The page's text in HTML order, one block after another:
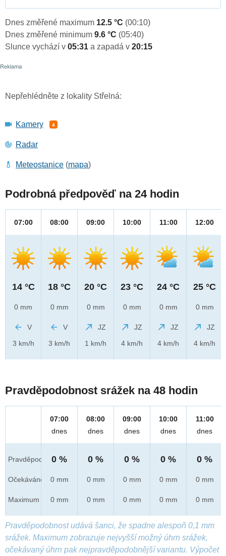
Dnes změřené maximum 12.5 °C (00:10)
Dnes změřené minimum 9.6 °C (05:40)
Slunce vychází v 05:31 a zapadá v 20:15
Nepřehlédněte z lokality Střelná:
Kamery 4
Radar
Meteostanice (mapa)
Podrobná předpověď na 24 hodin
07:00
14 °C
0 mm
V
3 km/h
08:00
18 °C
0 mm
V
3 km/h
09:00
20 °C
0 mm
JZ
1 km/h
10:00
23 °C
0 mm
JZ
4 km/h
11:00
24 °C
0 mm
JZ
4 km/h
12:00
25 °C
0 mm
JZ
4 km/h
Pravděpodobnost srážek na 48 hodin
Pravděpod.
Očekáváno
Maximum
07:00
dnes
0 %
0 mm
0 mm
08:00
dnes
0 %
0 mm
0 mm
09:00
dnes
0 %
0 mm
0 mm
10:00
dnes
0 %
0 mm
0 mm
11:00
dnes
0 %
0 mm
0 mm
Pravděpodobnost udává šanci, že spadne alespoň 0,1 mm
srážek. Maximum zobrazuje nejvyšší možný úhrn srážek,
očekávaný úhrn pak nejpravděpodobnější variantu. Výpočet